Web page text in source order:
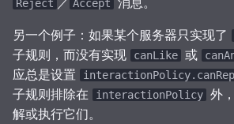
Reject Accept
另一个例子：如果某个服务器只实现了
子规则，而没有实现
canLike 或
应总是设置
子规则排除在
interactionPolicy 外
解或执行它们。